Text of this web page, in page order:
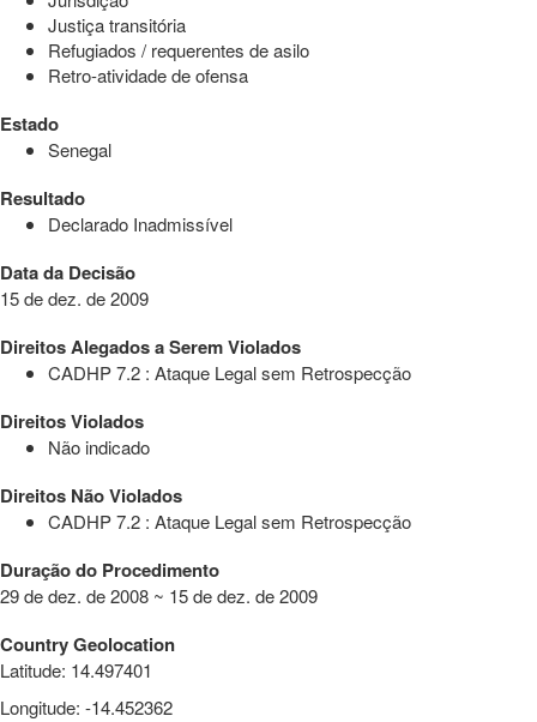
Justiça transitória
Refugiados / requerentes de asilo
Retro-atividade de ofensa
Estado
Senegal
Resultado
Declarado Inadmissível
Data da Decisão
15 de dez. de 2009
Direitos Alegados a Serem Violados
CADHP 7.2 : Ataque Legal sem Retrospecção
Direitos Violados
Não indicado
Direitos Não Violados
CADHP 7.2 : Ataque Legal sem Retrospecção
Duração do Procedimento
29 de dez. de 2008 ~ 15 de dez. de 2009
Country Geolocation
Latitude: 14.497401
Longitude: -14.452362